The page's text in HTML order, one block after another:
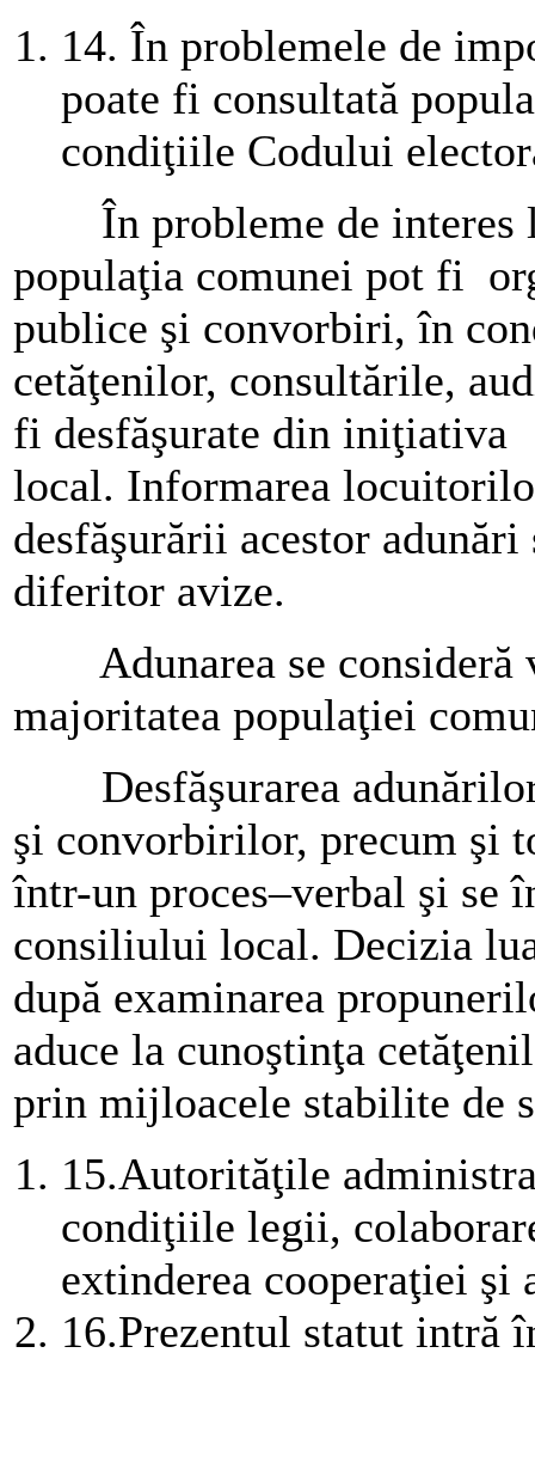
14. În problemele de
poate fi consultată
condiţiile Codului
În probleme de interes
populaţia comunei pot fi
publice şi convorbiri, în
cetăţenilor, consultările,
fi desfăşurate din
local. Informarea
desfăşurării acestor
diferitor avize.
Adunarea se consideră
majoritatea populaţiei
Desfăşurarea
şi convorbirilor, precum şi
într-un proces–verbal şi
consiliului local. Decizia
după examinarea
aduce la cunoştinţa
prin mijloacele stabilite de
15.Autorităţile
condiţiile legii,
extinderea cooperaţiei şi
16.Prezentul statut intră